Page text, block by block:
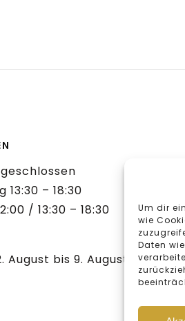
Um dir
wie
Daten
– 18:30
/ 13:30 – 18:30
August bis 9. August 2026